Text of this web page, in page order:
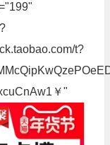
t?
￥"